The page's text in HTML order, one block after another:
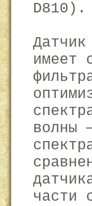
D810).
имеет
волны
части